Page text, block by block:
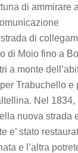
di ammirare
di
di Moio fino a
a monte
Trabuchello
Nel
nuova strada
e’ stato
e l’altra